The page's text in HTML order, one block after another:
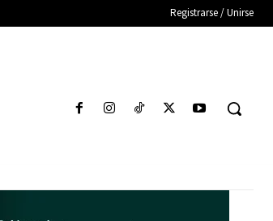
Registrarse / Unirse